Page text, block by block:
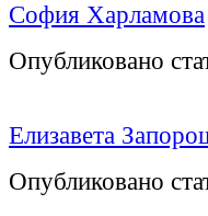
София Харламова
Опубликовано
Елизавета
Опубликовано